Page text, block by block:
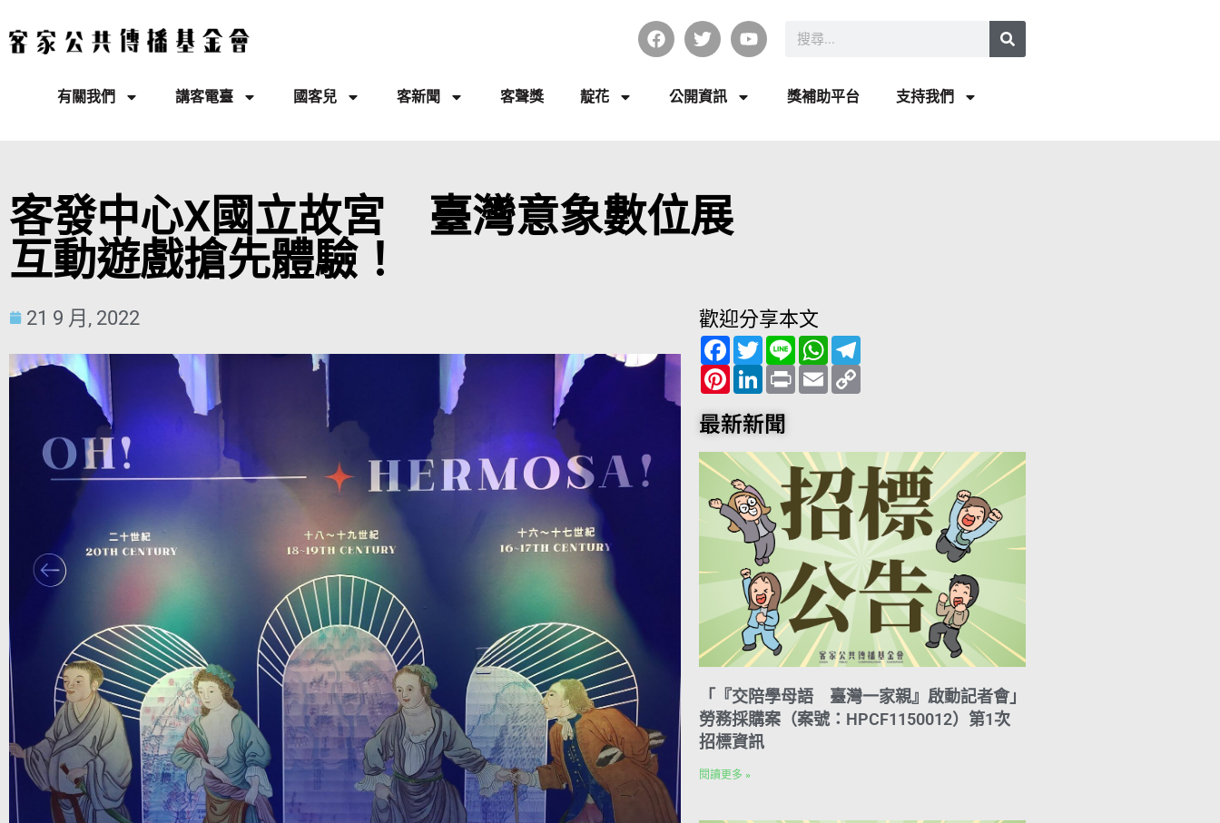
有關我們 講客電臺 國客兒 客新聞 客聲獎 靛花 公開資訊 獎補助平台 支持我們
客發中心X國立故宮 臺灣意象數位展
互動遊戲搶先體驗！
21 9 月, 2022
歡迎分享本文
F
a
c
e
b
o
o
T
w
i
t
t
e
r
L
i
n
e
W
h
a
t
s
T
e
l
e
g
P
i
n
t
e
e
s
t
L
i
n
k
e
I
n
P
r
i
E
m
a
C
o
p
n
k
最新新聞
「『交陪學母語 臺灣一家親』啟動記者會」
勞務採購案（案號：HPCF1150012）第1次
招標資訊
閱讀更多 »